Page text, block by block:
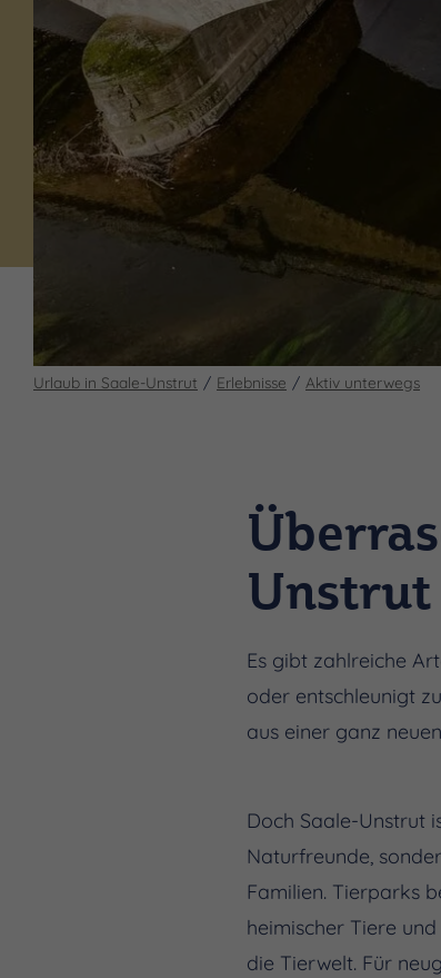
Urlaub in Saale-Unstrut Erlebnisse Aktiv unterwegs
Es gibt zahlreiche
oder entschleunigt
aus einer ganz
Doch Saale-Unstrut
Naturfreunde,
Familien. Tierparks
heimischer Tiere
die Tierwelt. Für